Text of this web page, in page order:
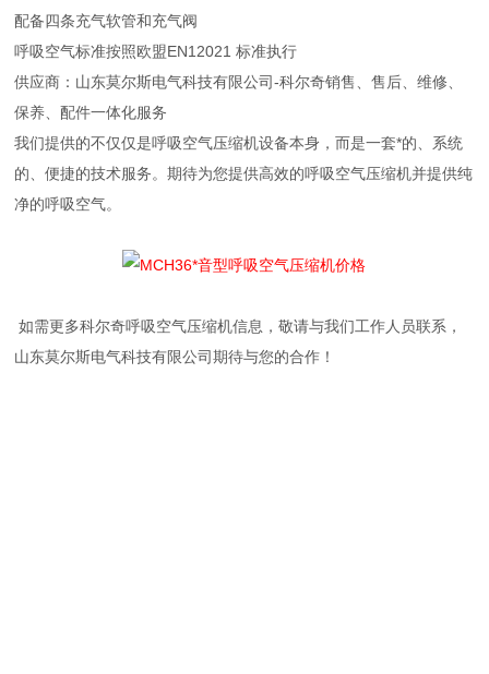
配备四条充气软管和充气阀
呼吸空气标准按照欧盟EN12021 标准执行
供应商：山东莫尔斯电气科技有限公司-科尔奇销售、售后、维修、
保养、配件一体化服务
我们提供的不仅仅是呼吸空气压缩机设备本身，而是一套*的、系统
的、便捷的技术服务。期待为您提供高效的呼吸空气压缩机并提供纯
净的呼吸空气。
如需更多科尔奇呼吸空气压缩机信息，敬请与我们工作人员联系，
山东莫尔斯电气科技有限公司期待与您的合作！